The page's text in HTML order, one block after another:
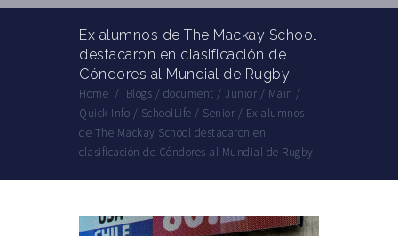
Ex alumnos de The Mackay School
destacaron en clasificación de
Cóndores al Mundial de Rugby
Home / Blogs / document / Junior / Main /
Quick Info / SchoolLife / Senior / Ex alumnos
de The Mackay School destacaron en
clasificación de Cóndores al Mundial de Rugby